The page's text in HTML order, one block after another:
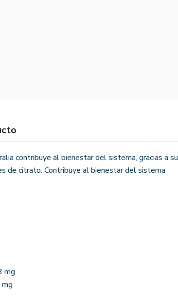
contribuye al bienestar del sistema, gracias a su
de citrato. Contribuye al bienestar del sistema
mg
mg